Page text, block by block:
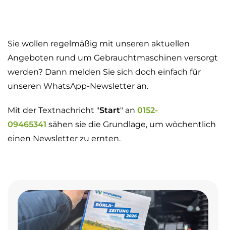
Sie wollen regelmäßig mit unseren aktuellen
Angeboten rund um Gebrauchtmaschinen versorgt
werden? Dann melden Sie sich doch einfach für
unseren WhatsApp-Newsletter an.
Mit der Textnachricht "Start" an 0152-
09465341 sähen sie die Grundlage, um wöchentlich
einen Newsletter zu ernten.